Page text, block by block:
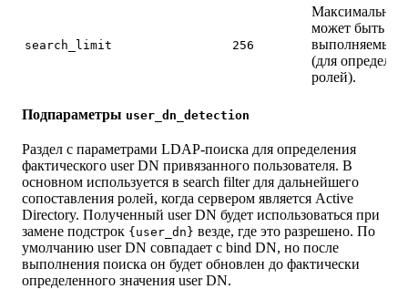
search_limit 256
Максимальное
может быть
выполняемым
(для
ролей).
Подпараметры user_dn_detection
Раздел с параметрами LDAP-поиска для определения
фактического user DN привязанного пользователя. В
основном используется в search filter для дальнейшего
сопоставления ролей, когда сервером является Active
Directory. Полученный user DN будет использоваться при
замене подстрок {user_dn} везде, где это разрешено. По
умолчанию user DN совпадает с bind DN, но после
выполнения поиска он будет обновлен до фактически
определенного значения user DN.